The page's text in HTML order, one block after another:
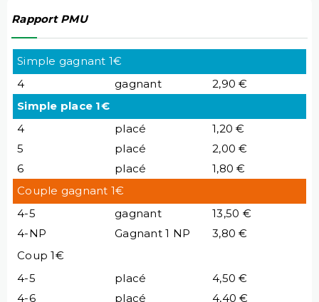
Rapport PMU
Simple gagnant 1€
4
gagnant
2,90 €
Simple place 1€
4
placé
1,20 €
5
placé
2,00 €
6
placé
1,80 €
Couple gagnant 1€
4-5
gagnant
13,50 €
4-NP
Gagnant 1 NP
3,80 €
Coup 1€
4-5
placé
4,50 €
4-6
placé 4,40 €